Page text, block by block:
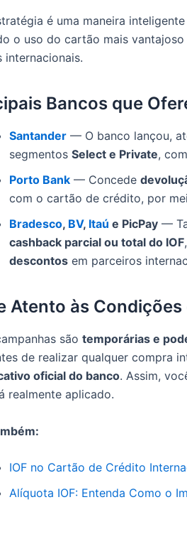
é uma maneira
o uso do cartão mais
internacionais.
Bancos que
Santander — O banco lançou,
segmentos Select e Private, com
Porto Bank — Concede
com o cartão de crédito, por
Bradesco, BV, Itaú e PicPay —
cashback parcial ou total do IOF
descontos em parceiros
Atento às Condições
são temporárias e
de realizar qualquer compra
oficial do banco. Assim,
realmente aplicado.
IOF no Cartão de Crédito
Alíquota IOF: Entenda Como o